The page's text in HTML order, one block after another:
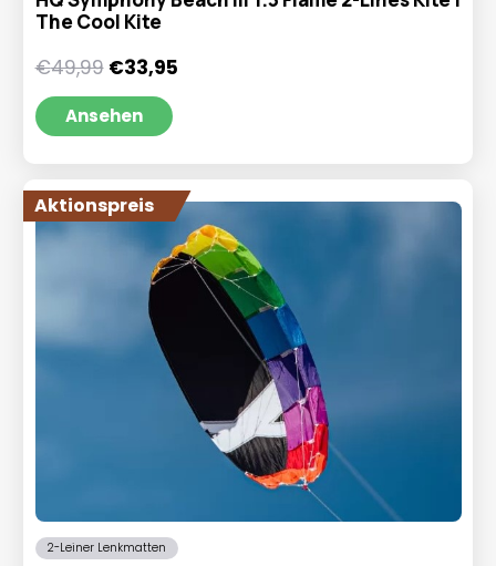
The Cool Kite
€49,99 Ursprünglicher
Preis
war:
€49,99
€33,95Aktueller
Ansehen
Aktionspreis
2-Leiner Lenkmatten